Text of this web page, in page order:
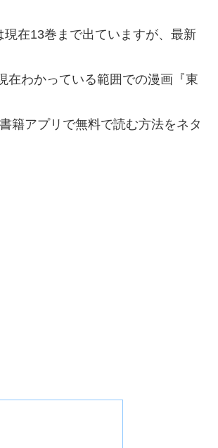
在13巻まで出ていますが、最新
在わかっている範囲での漫画『東
籍アプリで無料で読む方法をネタ